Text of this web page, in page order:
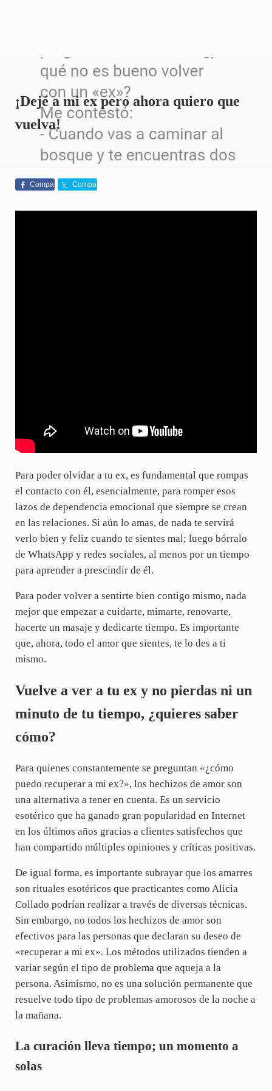
¡Dejé a mi ex pero ahora quiero que
vuelva!
Compa
Compa
Para poder olvidar a tu ex, es fundamental que rompas
el contacto con él, esencialmente, para romper esos
lazos de dependencia emocional que siempre se crean
en las relaciones. Si aún lo amas, de nada te servirá
verlo bien y feliz cuando te sientes mal; luego bórralo
de WhatsApp y redes sociales, al menos por un tiempo
para aprender a prescindir de él.
Para poder volver a sentirte bien contigo mismo, nada
mejor que empezar a cuidarte, mimarte, renovarte,
hacerte un masaje y dedicarte tiempo. Es importante
que, ahora, todo el amor que sientes, te lo des a ti
mismo.
Vuelve a ver a tu ex y no pierdas ni un
minuto de tu tiempo, ¿quieres saber
cómo?
Para quienes constantemente se preguntan «¿cómo
puedo recuperar a mi ex?», los hechizos de amor son
una alternativa a tener en cuenta. Es un servicio
esotérico que ha ganado gran popularidad en Internet
en los últimos años gracias a clientes satisfechos que
han compartido múltiples opiniones y críticas positivas.
De igual forma, es importante subrayar que los amarres
son rituales esotéricos que practicantes como Alicia
Collado podrían realizar a través de diversas técnicas.
Sin embargo, no todos los hechizos de amor son
efectivos para las personas que declaran su deseo de
«recuperar a mi ex». Los métodos utilizados tienden a
variar según el tipo de problema que aqueja a la
persona. Asimismo, no es una solución permanente que
resuelve todo tipo de problemas amorosos de la noche a
la mañana.
La curación lleva tiempo; un momento a
solas